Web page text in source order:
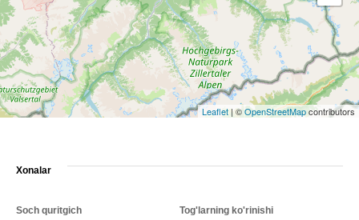
Leaflet | ©OpenStreetMapcontributors
Xonalar
Soch quritgich Tog'larning ko'rinishi